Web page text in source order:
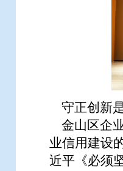
守正创新
金山区企
业信用建设
近平《必须